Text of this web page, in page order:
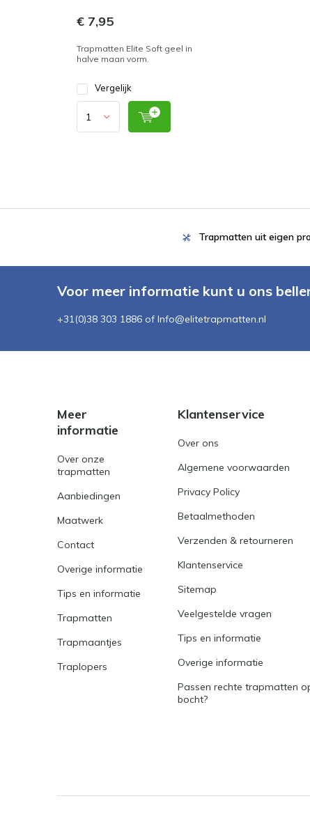
€ 7,95
Trapmatten Elite Soft geel in
halve maan vorm.
Vergelijk
Trapmatten uit eigen
Voor meer informatie kunt u ons
+31(0)38 303 1886 of Info@elitetrapmatten.nl
Meer
informatie
Over onze
trapmatten
Aanbiedingen
Maatwerk
Contact
Overige informatie
Tips en informatie
Trapmatten
Trapmaantjes
Traplopers
Klantenservice
Over ons
Algemene voorwaarden
Privacy Policy
Betaalmethoden
Verzenden & retourneren
Klantenservice
Sitemap
Veelgestelde vragen
Tips en informatie
Overige informatie
Passen rechte trapmatten
bocht?